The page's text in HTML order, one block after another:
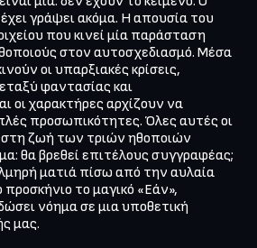
γράψει ακόμα. Η απουσία του
που κινεί μία παράσταση
στον αυτοσχεδιασμό. Μέσα
οι υπαρξιακές κρίσεις,
φαντασίας και
οι χαρακτήρες αρχίζουν να
προσωπικότητες. Όλες αυτές οι
στη ζωή των τριών ηθοποιών
θα βρεθεί επιτέλους συγγραφέας;
ματιά πίσω από την αυλαία
το μαγικό «Εάν»,
νόημα σε μια υποθετική
μας.